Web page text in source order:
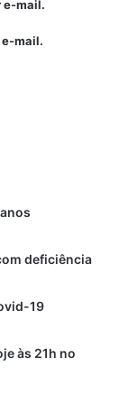
de São
de
de saúde,
pela
em duas
de idade e
pais ou
aos
e-mail.
mail.
deficiência
19
às 21h no